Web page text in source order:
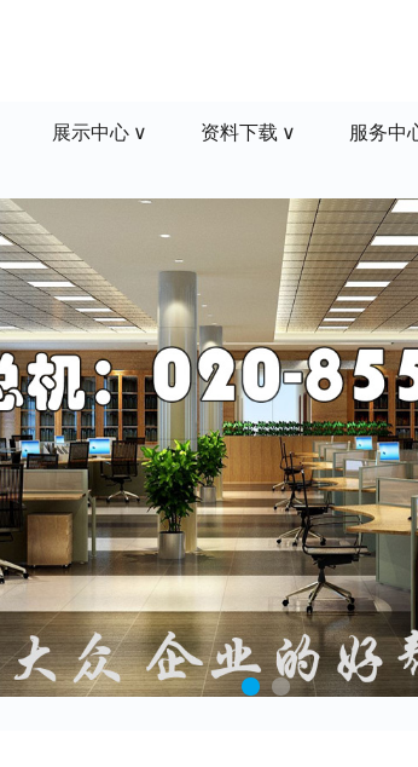
展示中心 资料下载 服务中